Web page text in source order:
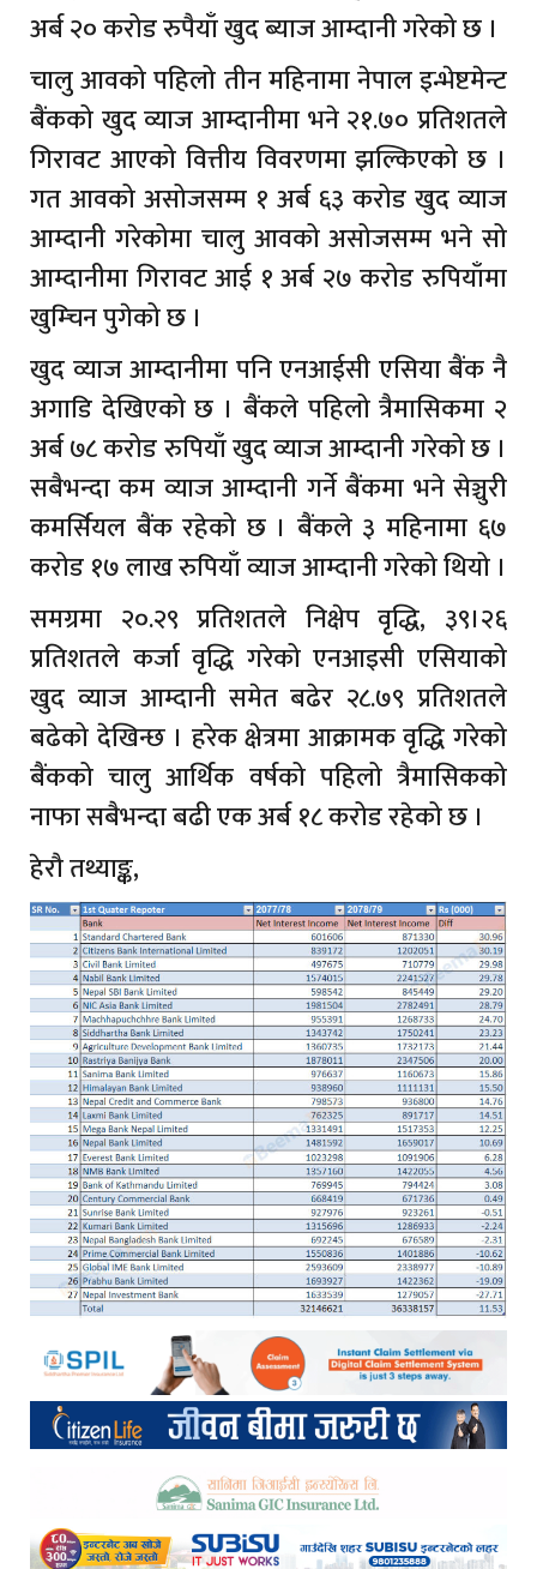
अर्ब २० करोड रुपैयाँ खुद ब्याज आम्दानी गरेको छ ।
चालु आवको पहिलो तीन महिनामा नेपाल इन्भेष्टमेन्ट
बैंकको खुद व्याज आम्दानीमा भने २१.७० प्रतिशतले
गिरावट आएको वित्तीय विवरणमा झल्किएको छ ।
गत आवको असोजसम्म १ अर्ब ६३ करोड खुद व्याज
आम्दानी गरेकोमा चालु आवको असोजसम्म भने सो
आम्दानीमा गिरावट आई १ अर्ब २७ करोड रुपियाँमा
खुम्चिन पुगेको छ ।
खुद व्याज आम्दानीमा पनि एनआईसी एसिया बैंक नै
अगाडि देखिएको छ । बैंकले पहिलो त्रैमासिकमा २
अर्ब ७८ करोड रुपियाँ खुद व्याज आम्दानी गरेको छ ।
सबैभन्दा कम व्याज आम्दानी गर्ने बैंकमा भने सेञ्चुरी
कमर्सियल बैंक रहेको छ । बैंकले ३ महिनामा ६७
करोड १७ लाख रुपियाँ व्याज आम्दानी गरेको थियो ।
समग्रमा २०.२९ प्रतिशतले निक्षेप वृद्धि, ३९।२६
प्रतिशतले कर्जा वृद्धि गरेको एनआइसी एसियाको
खुद व्याज आम्दानी समेत बढेर २८.७९ प्रतिशतले
बढेको देखिन्छ । हरेक क्षेत्रमा आक्रामक वृद्धि गरेको
बैंकको चालु आर्थिक वर्षको पहिलो त्रैमासिकको
नाफा सबैभन्दा बढी एक अर्ब १८ करोड रहेको छ ।
हेरौ तथ्याङ्क,